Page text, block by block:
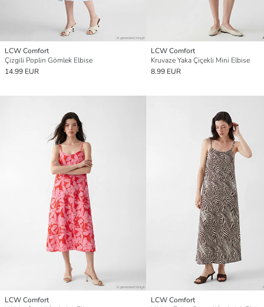
LCW Comfort
Çizgili Poplin Gömlek Elbise
14.99 EUR
LCW Comfort
Kruvaze Yaka Çiçekli Mini Elbise
8.99 EUR
LCW Comfort
LCW Comfort